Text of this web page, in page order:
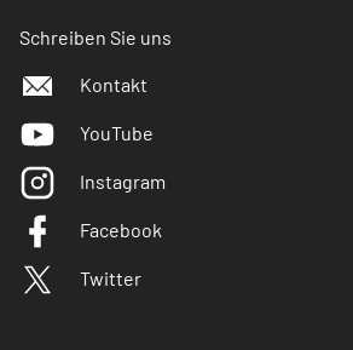
Schreiben Sie uns
Kontakt
YouTube
Instagram
Facebook
Twitter